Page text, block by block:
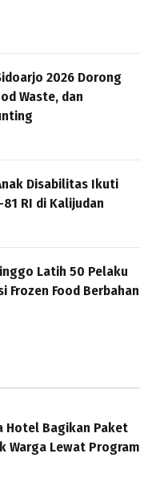
2026 Dorong
Waste, dan
Disabilitas Ikuti
81 RI di Kalijudan
Latih 50 Pelaku
Frozen Food Berbahan
Hotel Bagikan Paket
Warga Lewat Program